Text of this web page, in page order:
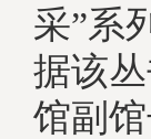
采”系
据该
馆副